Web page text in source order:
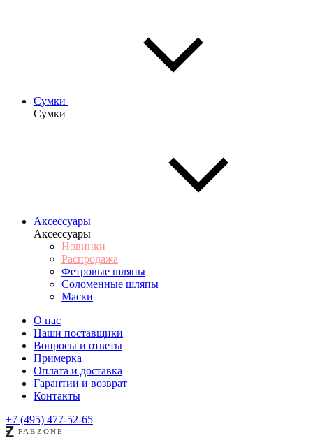
Сумки
Сумки
Аксессуары
Аксессуары
Новинки
Распродажа
Фетровые шляпы
Соломенные шляпы
Маски
О нас
Наши поставщики
Вопросы и ответы
Примерка
Оплата и доставка
Гарантии и возврат
Контакты
+7 (495) 477-52-65